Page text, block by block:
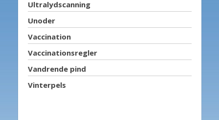
Ultralydscanning
Unoder
Vaccination
Vaccinationsregler
Vandrende pind
Vinterpels